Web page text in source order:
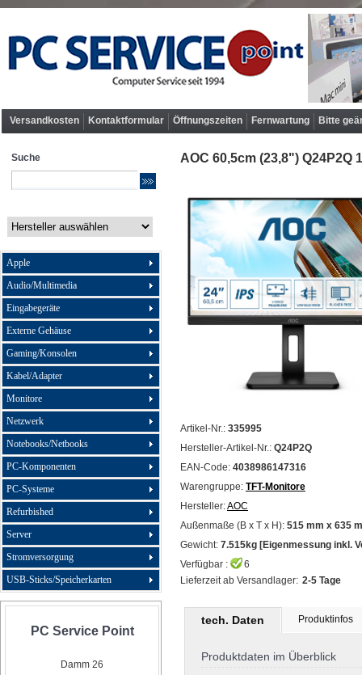
Versandkosten Kontaktformular Öffnungszeiten Fernwartung Bitte
Suche
Apple
Audio/Multimedia
Eingabegeräte
Externe Gehäuse
Gaming/Konsolen
Kabel/Adapter
Monitore
Netzwerk
Notebooks/Netbooks
PC-Komponenten
PC-Systeme
Refurbished
Server
Stromversorgung
USB-Sticks/Speicherkarten
PC Service Point
Damm 26
AOC 60,5cm (23,8") Q24P2Q
Artikel-Nr.: 335995
Hersteller-Artikel-Nr.: Q24P2Q
EAN-Code: 4038986147316
Warengruppe: TFT-Monitore
Hersteller:AOC
Außenmaße (B x T x H): 515 mm x 635
Gewicht: 7.515kg [Eigenmessung inkl.
Verfügbar :
6
Lieferzeit ab Versandlager: 2-5 Tage
tech. Daten Produktinfos
Produktdaten im Überblick